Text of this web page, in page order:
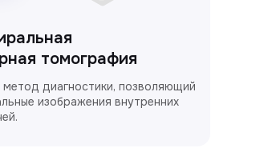
томография
диагностики, позволяющий
изображения внутренних